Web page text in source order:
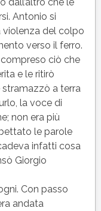
Antonio si
violenza del colpo
verso il ferro.
ciò che
e le ritirò
a terra
la voce di
non era più
le parole
infatti cosa
Giorgio
Con passo
andata